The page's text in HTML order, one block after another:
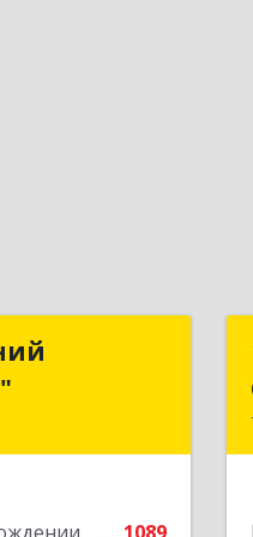
Компаний
Софт"